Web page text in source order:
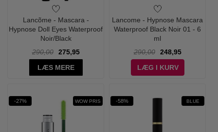
Lancõme - Mascara -
Hypnose Doll Eyes Waterproof
Noir/Black
290,00
275,95
LÆS MERE
Lancome - Hypnose Mascara
Waterproof Black Noir 01 - 6
ml
290,00
248,95
LÆG I KURV
-27% WOW PRIS -58% BLUE